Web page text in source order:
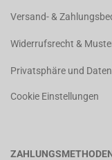
Versand- &
Widerrufsrecht &
Privatsphäre und
Cookie Einstellungen